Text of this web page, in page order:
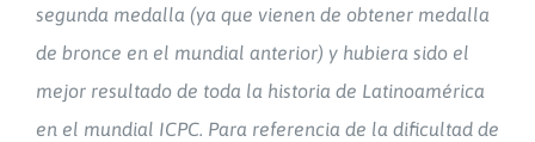
segunda medalla (ya que vienen de obtener medalla
de bronce en el mundial anterior) y hubiera sido el
mejor resultado de toda la historia de Latinoamérica
en el mundial ICPC. Para referencia de la dificultad de